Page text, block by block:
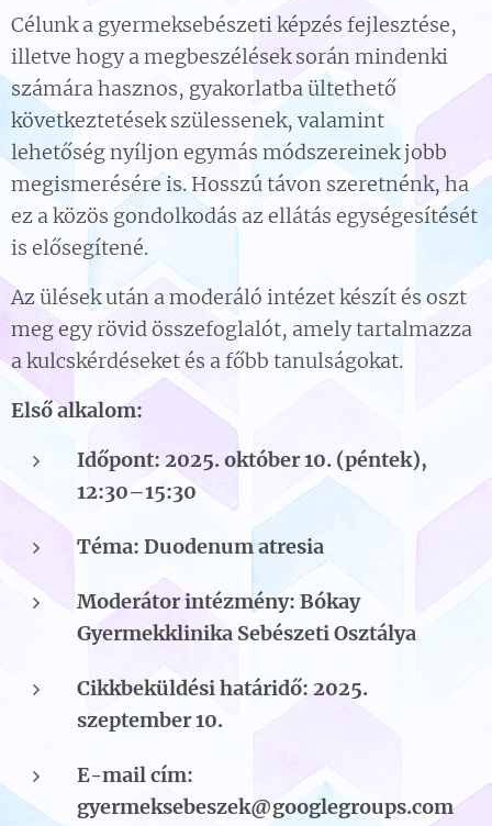
Célunk a gyermeksebészeti képzés fejlesztése,
illetve hogy a megbeszélések során mindenki
számára hasznos, gyakorlatba ültethető
következtetések szülessenek, valamint
lehetőség nyíljon egymás módszereinek jobb
megismerésére is. Hosszú távon szeretnénk, ha
ez a közös gondolkodás az ellátás egységesítését
is elősegítené.
Az ülések után a moderáló intézet készít és oszt
meg egy rövid összefoglalót, amely tartalmazza
a kulcskérdéseket és a főbb tanulságokat.
Első alkalom:
Időpont: 2025. október 10. (péntek),
12:30–15:30
Téma: Duodenum atresia
Moderátor intézmény: Bókay
Gyermekklinika Sebészeti Osztálya
Cikkbeküldési határidő: 2025.
szeptember 10.
E-mail cím:
gyermeksebeszek@googlegroups.com